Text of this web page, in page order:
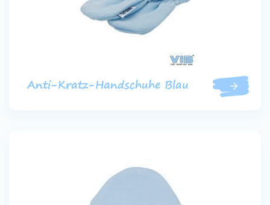
Anti-Kratz-Handschuhe Blau